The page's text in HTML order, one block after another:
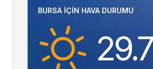
BURSA IÇIN HAVA DURUMU
29.7